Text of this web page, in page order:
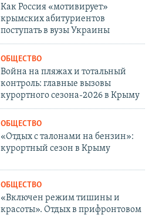
Как Россия «мотивирует»
крымских абитуриентов
поступать в вузы Украины
ОБЩЕСТВО
Война на пляжах и тотальный
контроль: главные вызовы
курортного сезона-2026 в Крыму
ОБЩЕСТВО
«Отдых с талонами на бензин»:
курортный сезон в Крыму
ОБЩЕСТВО
«Включен режим тишины и
красоты». Отдых в прифронтовом